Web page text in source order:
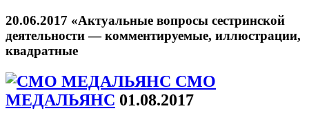
20.06.2017 «Актуальные вопросы сестринской
деятельности — комментируемые, иллюстрации,
квадратные
СМО
МЕДАЛЬЯНС 01.08.2017